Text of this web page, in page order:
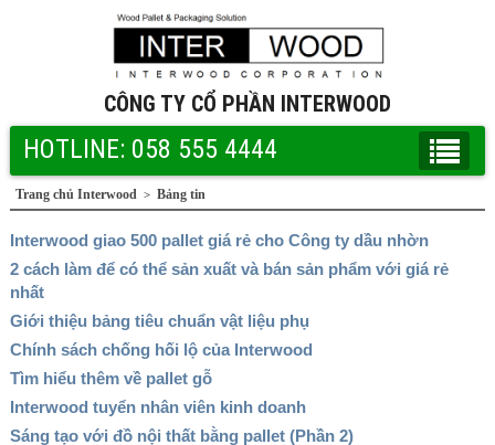
CÔNG TY CỔ PHẦN INTERWOOD
HOTLINE: 058 555 4444
Trang chủ Interwood > Bảng tin
Interwood giao 500 pallet giá rẻ cho Công ty dầu nhờn
2 cách làm để có thể sản xuất và bán sản phẩm với giá rẻ
nhất
Giới thiệu bảng tiêu chuẩn vật liệu phụ
Chính sách chống hối lộ của Interwood
Tìm hiểu thêm về pallet gỗ
Interwood tuyển nhân viên kinh doanh
Sáng tạo với đồ nội thất bằng pallet (Phần 2)